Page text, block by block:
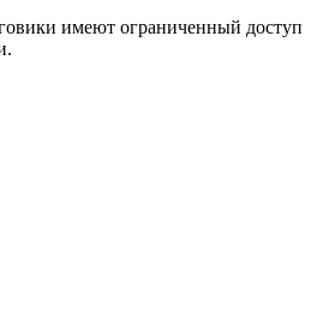
имеют ограниченный доступ